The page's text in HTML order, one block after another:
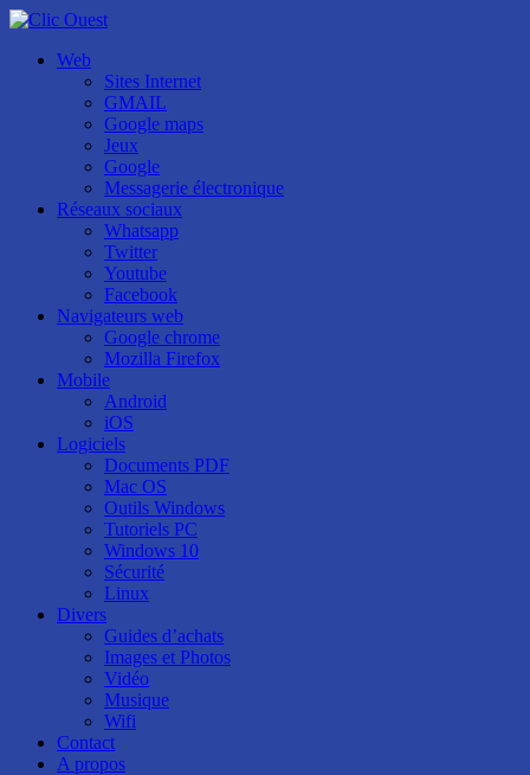
Web
Sites Internet
GMAIL
Google maps
Jeux
Google
Messagerie électronique
Réseaux sociaux
Whatsapp
Twitter
Youtube
Facebook
Navigateurs web
Google chrome
Mozilla Firefox
Mobile
Android
iOS
Logiciels
Documents PDF
Mac OS
Outils Windows
Tutoriels PC
Windows 10
Sécurité
Linux
Divers
Guides d’achats
Images et Photos
Vidéo
Musique
Wifi
Contact
A propos